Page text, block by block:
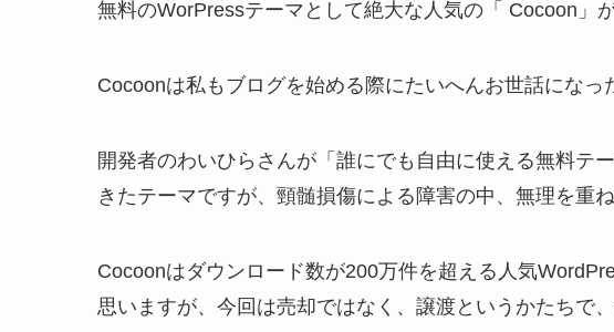
無料のWorPressテーマとして絶大な人気の「 Cocoon」
Cocoonは私もブログを始める際にたいへんお世話になっ
開発者のわいひらさんが「誰にでも自由に使える無料テ
きたテーマですが、頸髄損傷による障害の中、無理を重
Cocoonはダウンロード数が200万件を超える人気
思いますが、今回は売却ではなく、譲渡というかたちで